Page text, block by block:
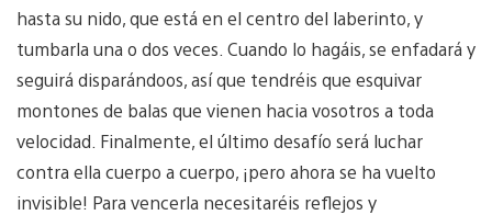
hasta su nido, que está en el centro del laberinto, y
tumbarla una o dos veces. Cuando lo hagáis, se enfadará y
seguirá disparándoos, así que tendréis que esquivar
montones de balas que vienen hacia vosotros a toda
velocidad. Finalmente, el último desafío será luchar
contra ella cuerpo a cuerpo, ¡pero ahora se ha vuelto
invisible! Para vencerla necesitaréis reflejos y